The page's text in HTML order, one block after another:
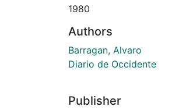
1980
Authors
Barragan, Alvaro
Diario de Occidente
Publisher